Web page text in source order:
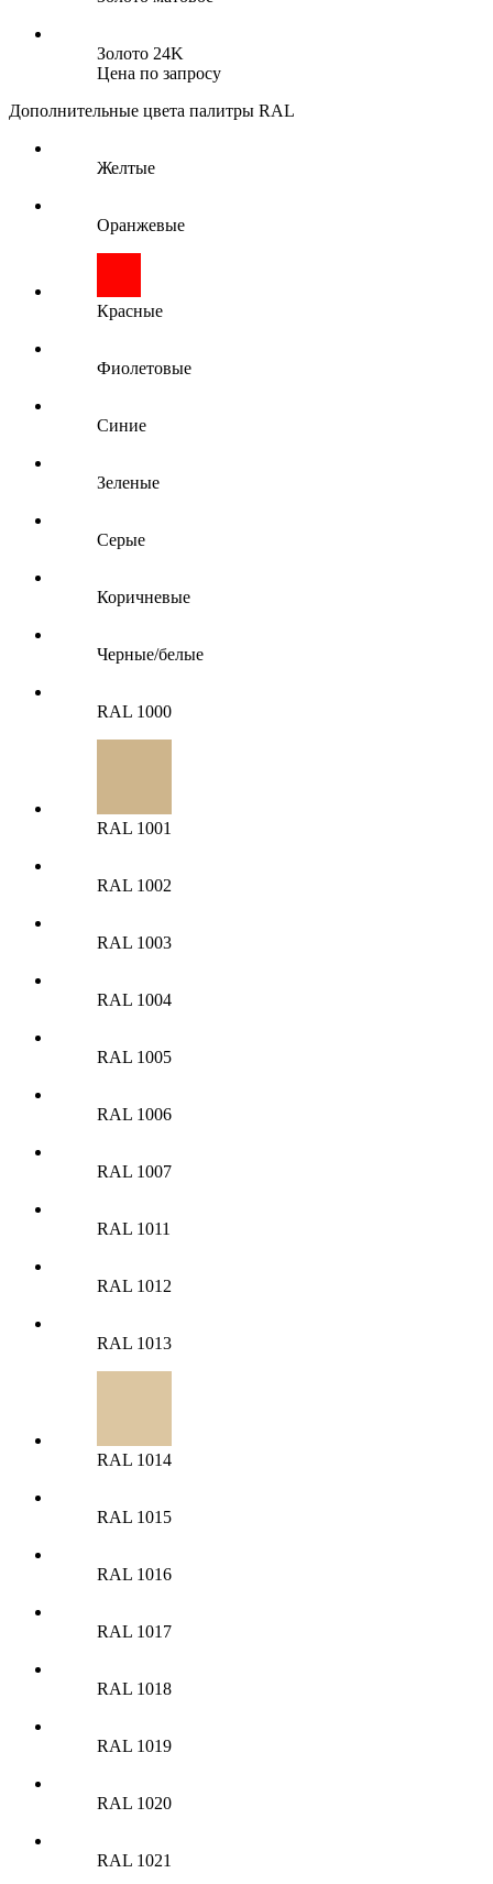
Золото 24K
Цена по запросу
Дополнительные цвета палитры RAL
Желтые
Оранжевые
Красные
Фиолетовые
Синие
Зеленые
Серые
Коричневые
Черные/белые
RAL 1000
RAL 1001
RAL 1002
RAL 1003
RAL 1004
RAL 1005
RAL 1006
RAL 1007
RAL 1011
RAL 1012
RAL 1013
RAL 1014
RAL 1015
RAL 1016
RAL 1017
RAL 1018
RAL 1019
RAL 1020
RAL 1021